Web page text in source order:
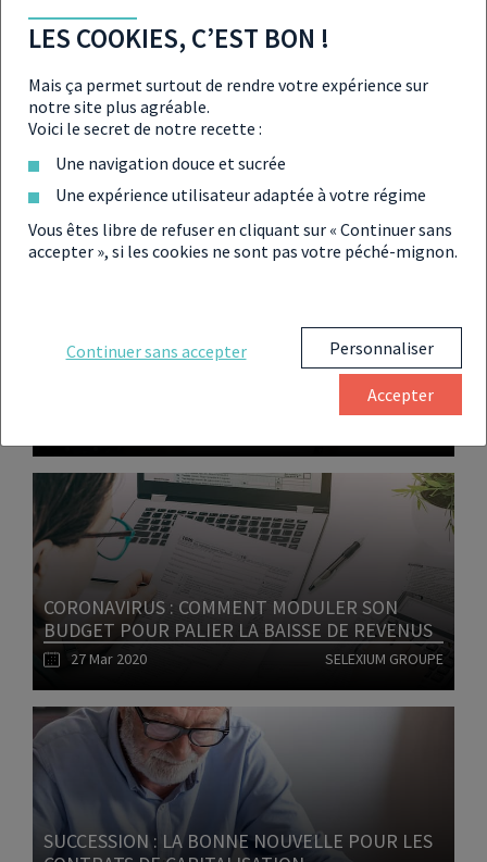
CORONAVIRUS : LES ARNAQUES FINANCIÈRES
SE MULTIPLIENT
04 Avr 2020 PATRIMOINE
Lire l'article
IMPÔT SUR LE REVENU 2020 : MODE D’EMPLOI
Lire l'article
CORONAVIRUS : COMMENT MODULER SON
BUDGET POUR PALIER LA BAISSE DE REVENUS
27 Mar 2020 SELEXIUM GROUPE
SUCCESSION : LA BONNE NOUVELLE POUR LES
LES COOKIES, C’EST BON !
Mais ça permet surtout de rendre votre expérience sur
notre site plus agréable.
Voici le secret de notre recette :
Une navigation douce et sucrée
Une expérience utilisateur adaptée à votre régime
Vous êtes libre de refuser en cliquant sur « Continuer sans
accepter », si les cookies ne sont pas votre péché-mignon.
Continuer sans accepter Personnaliser
Accepter